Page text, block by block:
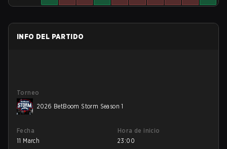
INFO DEL PARTIDO
Torneo
2026 BetBoom Storm Season 1
Fecha
11 March
Hora de inicio
23:00